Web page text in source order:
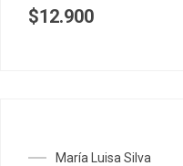
$12.900
María Luisa Silva